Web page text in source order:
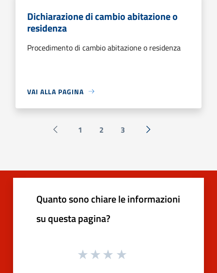
Dichiarazione di cambio abitazione o
residenza
Procedimento di cambio abitazione o residenza
VAI ALLA PAGINA
Pagina precedente
1 2 3 Successiva »
Quanto sono chiare le informazioni
su questa pagina?